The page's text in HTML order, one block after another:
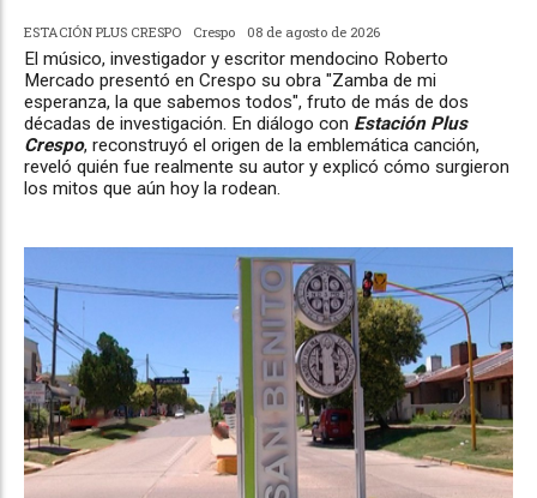
ESTACIÓN PLUS CRESPO Crespo 08 de agosto de 2026
El músico, investigador y escritor mendocino Roberto
Mercado presentó en Crespo su obra "Zamba de mi
esperanza, la que sabemos todos", fruto de más de dos
décadas de investigación. En diálogo con Estación Plus
Crespo, reconstruyó el origen de la emblemática canción,
reveló quién fue realmente su autor y explicó cómo surgieron
los mitos que aún hoy la rodean.